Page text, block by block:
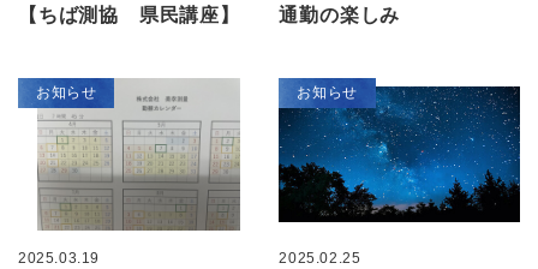
【ちば測協 県民講座】 通勤の楽しみ
お知らせ
2025.03.19
お知らせ
2025.02.25